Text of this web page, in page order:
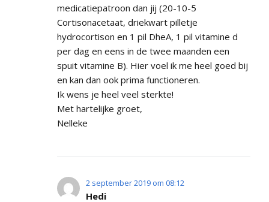
medicatiepatroon dan jij (20-10-5
Cortisonacetaat, driekwart pilletje
hydrocortison en 1 pil DheA, 1 pil vitamine d
per dag en eens in de twee maanden een
spuit vitamine B). Hier voel ik me heel goed bij
en kan dan ook prima functioneren.
Ik wens je heel veel sterkte!
Met hartelijke groet,
Nelleke
2 september 2019 om 08:12
Hedi